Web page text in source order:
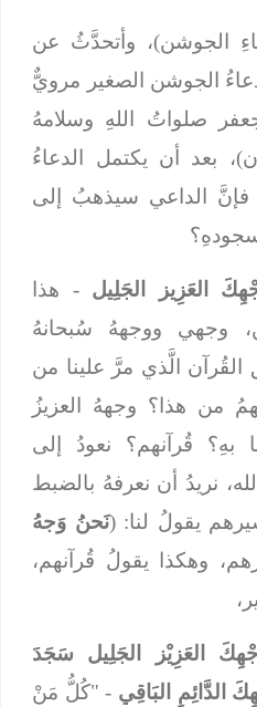
الجوشن)، وأتحدَّثُ عن
الجوشن الصغير مرويٌّ
صلواتُ اللهِ وسلامهُ
بعد أن يكتمل الدعاءُ
الداعي سيذهبُ إلى
العَزِيز الجَلِيل- هذا
وجهي ووجههُ سُبحانهُ
الَّذي مرَّ علينا من
من هذا؟ وجههُ العزيزُ
بهِ؟ قُرآنهم؟ نعودُ إلى
نريدُ أن نعرفهُ بالضبط
يقولُ لنا: ( نَحنُ وَجهُ
وهكذا يقولُ قُرآنهم،
العَزِيْز الجَلِيل
سَجَدَ
الدَّائِمِ البَاقِي- "كُلُّ مَنْ